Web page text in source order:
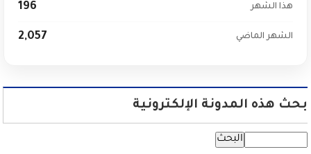
هذا الشهر 196
الشهر الماضي 2,057
بحث هذه المدونة الإلكترونية